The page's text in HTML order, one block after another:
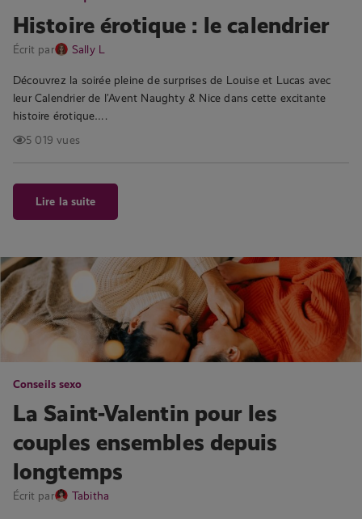
Histoire érotique : le calendrier
Écrit par Sally L
Découvrez la soirée pleine de surprises de Louise et Lucas avec
leur Calendrier de l’Avent Naughty & Nice dans cette excitante
histoire érotique….
5 019 vues
Lire la suite
Conseils sexo
La Saint-Valentin pour les
couples ensembles depuis
longtemps
Écrit par Tabitha